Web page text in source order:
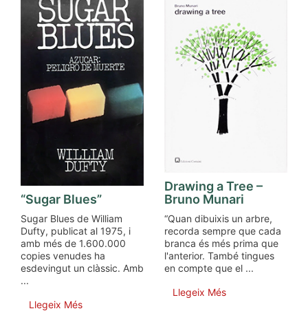
“Sugar Blues”
Sugar Blues de William
Dufty, publicat al 1975, i
amb més de 1.600.000
copies venudes ha
esdevingut un clàssic. Amb
...
Llegeix Més
Drawing a Tree –
Bruno Munari
“Quan dibuixis un arbre,
recorda sempre que cada
branca és més prima que
l'anterior. També tingues
en compte que el ...
Llegeix Més